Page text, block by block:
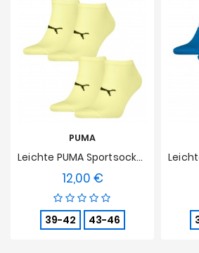
PUMA
Leichte PUMA Sportsocken 2er Pack - Gelb
12,00 €Preis
39-42 43-46